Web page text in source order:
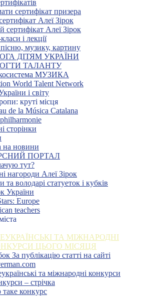
сертифікат призера
Алеї Зірок
сертифікат Алеї Зірок
і лекції
музику, картину
ДІТЯМ УКРАЇНИ
ТАЛАНТУ
МУЗИКА
World Talent Network
і світу
круті місця
de la Música Catalana
сторінки
на новини
ПОРТАЛ
тут?
нагороди Алеї Зірок
та володарі статуеток і кубків
України
Europe
teachers
ТА МІЖНАРОДНІ
ЦЬОГО МІСЯЦЯ
За публікацію статті на сайті
та міжнародні конкурси
– стрічка
конкурс